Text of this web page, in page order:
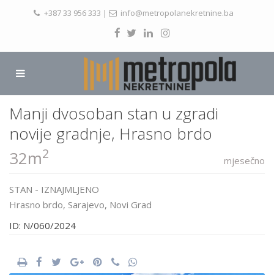
+387 33 956 333 | info@metropolanekretnine.ba
Manji dvosoban stan u zgradi
novije gradnje, Hrasno brdo
32m2 mjesečno
STAN - IZNAJMLJENO
Hrasno brdo, Sarajevo, Novi Grad
ID: N/060/2024